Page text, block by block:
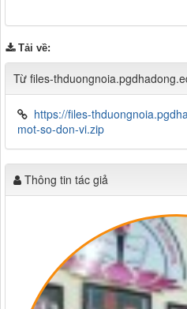
Tải về:
Từ files-
https://files-
mot-so-don-vi.zip
Thông tin tác giả